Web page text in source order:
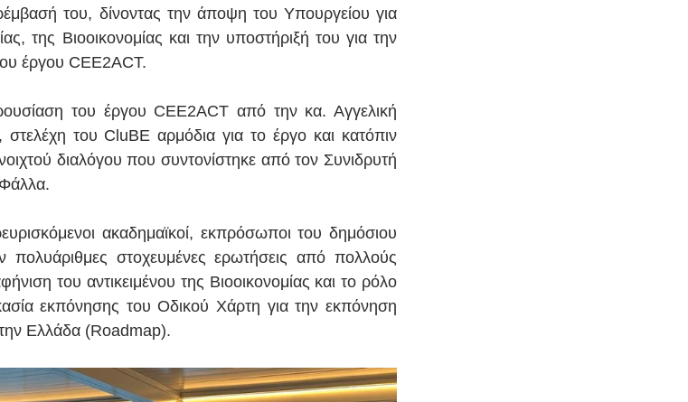
του, δίνοντας την άποψη του Υπουργείου για
της Βιοοικονομίας και την υποστήριξή του για την
έργου CEE2ACT.
του έργου CEE2ACT από την κα. Αγγελική
του CluBE αρμόδια για το έργο και κατόπιν
διαλόγου που συντονίστηκε από τον Συνιδρυτή
ακαδημαϊκοί, εκπρόσωποι του δημόσιου
πολυάριθμες στοχευμένες ερωτήσεις από πολλούς
του αντικειμένου της Βιοοικονομίας και το ρόλο
εκπόνησης του Οδικού Χάρτη για την εκπόνηση
Ελλάδα (Roadmap).